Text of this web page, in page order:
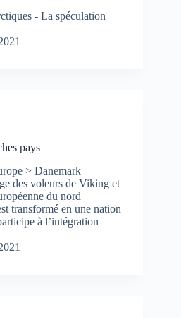
- La spéculation
pays
> Danemark
des voleurs de Viking et
du nord
transformé en une nation
à l’intégration